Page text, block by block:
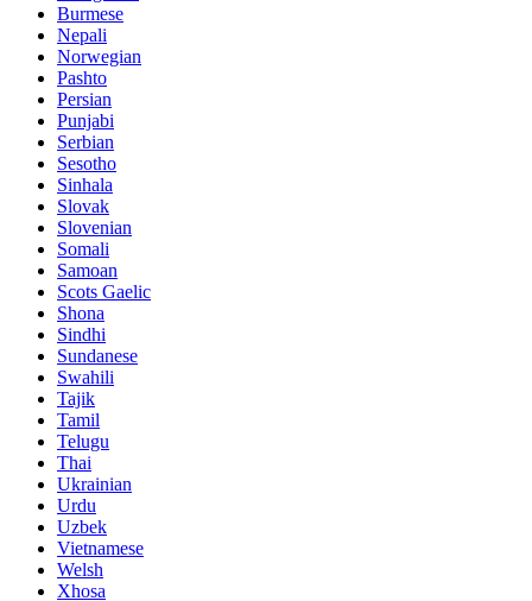
Burmese
Nepali
Norwegian
Pashto
Persian
Punjabi
Serbian
Sesotho
Sinhala
Slovak
Slovenian
Somali
Samoan
Scots Gaelic
Shona
Sindhi
Sundanese
Swahili
Tajik
Tamil
Telugu
Thai
Ukrainian
Urdu
Uzbek
Vietnamese
Welsh
Xhosa